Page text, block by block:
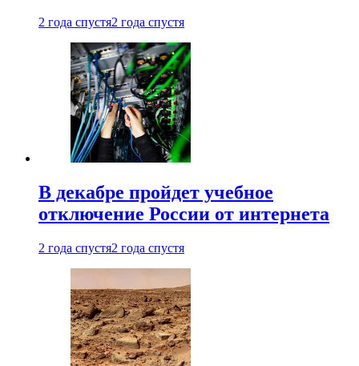
2 года спустя2 года спустя
В декабре пройдет учебное
отключение России от интернета
2 года спустя2 года спустя